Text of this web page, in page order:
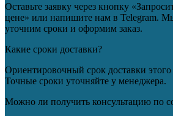
Оставьте заявку через кнопку
цене» или напишите нам в Telegram.
уточним сроки и оформим заказ.
Какие сроки доставки?
Ориентировочный срок доставки этого
Точные сроки уточняйте у менеджера.
Можно ли получить консультацию по